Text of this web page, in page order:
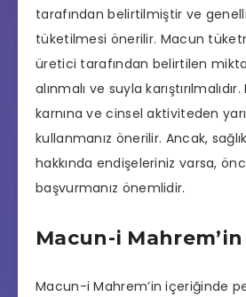
tarafından belirtilmiştir ve
tüketilmesi önerilir. Macun
üretici tarafından belirtilen
alınmalı ve suyla
karnına ve cinsel aktiviteden
kullanmanız önerilir. Ancak,
hakkında endişeleriniz varsa,
başvurmanız önemlidir.
Macun-i
Macun-i Mahrem’in içeriğinde